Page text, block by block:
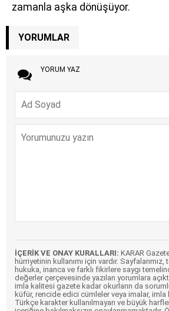
zamanla aşka dönüşüyor.
YORUMLAR
YORUM YAZ
İÇERİK VE ONAY KURALLARI: KARAR
hürriyetinin kullanımı için vardır. Sayfalarımız,
hukuka, inanca ve farklı fikirlere saygı
değerler çerçevesinde yazılan yorumlara
imla kalitesi gazete kadar okurların da
küfür, rencide edici cümleler veya imalar, imla
Türkçe karakter kullanılmayan ve büyük